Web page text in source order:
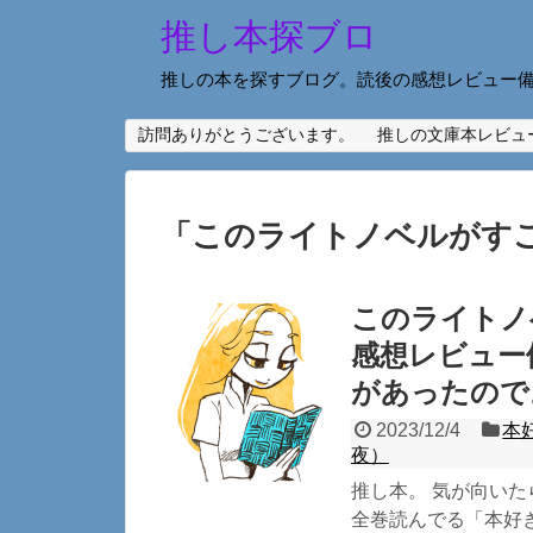
推し本探ブロ
推しの本を探すブログ。読後の感想レビュー
訪問ありがとうございます。 推しの文庫本レビュ
「 このライトノベルがす
このライト
感想レビュ
があったの
2023/12/4
本
夜）
推し本。 気が向い
全巻読んでる「本好